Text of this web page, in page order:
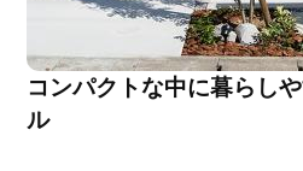
コンパクトな中に暮らし
ル